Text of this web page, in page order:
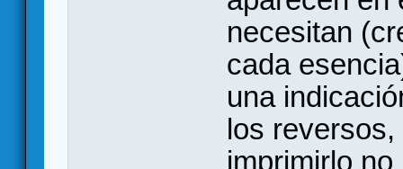
necesitan
cada
una
los
imprimirlo